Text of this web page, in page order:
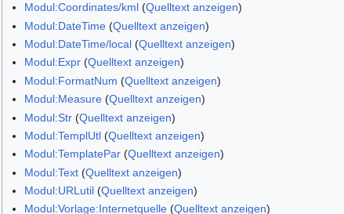
Modul:Coordinates/kml(Quelltext anzeigen)
Modul:DateTime(Quelltext anzeigen)
Modul:DateTime/local(Quelltext anzeigen)
Modul:Expr(Quelltext anzeigen)
Modul:FormatNum (Quelltext anzeigen)
Modul:Measure(Quelltext anzeigen)
Modul:Str(Quelltext anzeigen)
Modul:TemplUtl(Quelltext anzeigen)
Modul:TemplatePar(Quelltext anzeigen)
Modul:Text(Quelltext anzeigen)
Modul:URLutil(Quelltext anzeigen)
Modul:Vorlage:Internetquelle(Quelltext anzeigen)